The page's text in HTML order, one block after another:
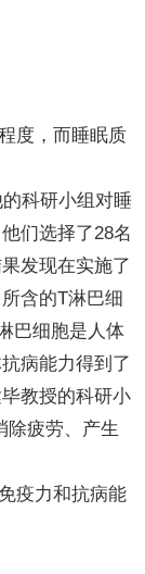
度，而睡眠质
科研小组对睡
们选择了28名
发现在实施了
含的T淋巴细
巴细胞是人体
病能力得到了
教授的科研小
除疲劳、产生
疫力和抗病能